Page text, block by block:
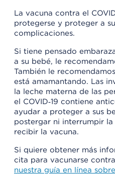
La vacuna contra el
protegerse y proteger a
complicaciones.
Si tiene pensado
a su bebé, le
También le
está amamantando. Las
la leche materna de las
el COVID‑19 contiene
ayudar a proteger a sus
postergar ni interrumpir
recibir la vacuna.
Si quiere obtener más
cita para vacunarse
nuestra guía en línea